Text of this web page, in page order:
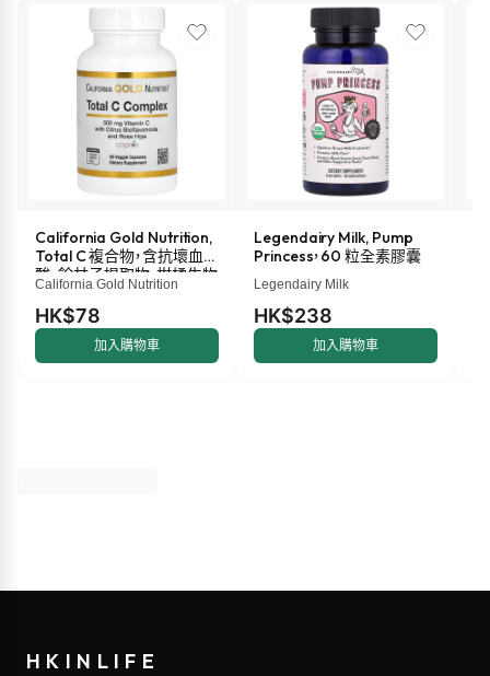
California Gold Nutrition,
Total C 複合物，含抗壞血
酸、餘甘子提取物、柑橘生物
類黃酮和玫瑰果提取物，
500 毫克，60 粒素食膠囊
California Gold Nutrition
HK$78
加入購物車
Legendairy Milk, Pump
Princess，60 粒全素膠囊
Legendairy Milk
HK$238
加入購物車
HKINLIFE